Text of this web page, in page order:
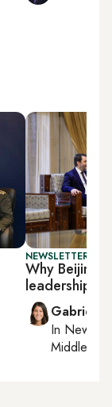
NEWSLETTER:
Why Beijing
leadership
Gabrielle
In New
Middle